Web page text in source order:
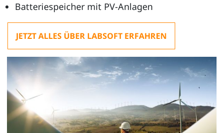
Batteriespeicher mit PV-Anlagen
JETZT ALLES ÜBER LABSOFT ERFAHREN